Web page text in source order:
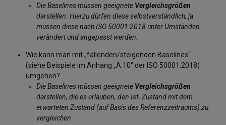
Die Baselines müssen geeignete Vergleichsgrößen
darstellen. Hierzu dürfen diese selbstverständlich, ja
müssen diese nach ISO 50001:2018 unter Umständen
verändert und angepasst werden.
Wie kann man mit „fallenden/steigenden Baselines“
(siehe Beispiele im Anhang „A.10“ der ISO 50001:2018)
umgehen?
Die Baselines müssen geeignete Vergleichsgrößen
darstellen, die es erlauben, den Ist- Zustand mit dem
erwarteten Zustand (auf Basis des Referenzzeitraums) zu
vergleichen